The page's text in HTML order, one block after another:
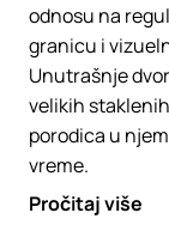
odnosu na
granicu i
Unutrašnje
velikih
porodica u
vreme.
Pročitaj više